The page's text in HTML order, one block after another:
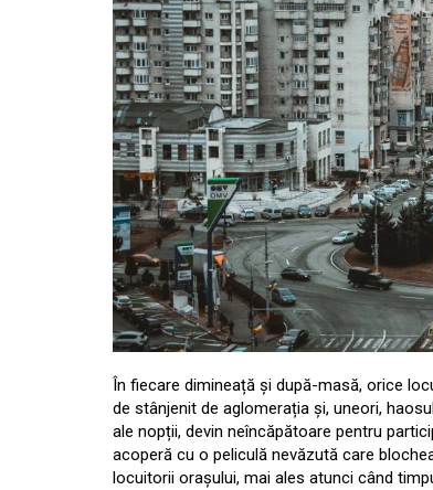
În fiecare dimineață și după-masă, orice
de stânjenit de aglomerația și, uneori,
ale nopții, devin neîncăpătoare pentru
acoperă cu o peliculă nevăzută care
locuitorii orașului, mai ales atunci când